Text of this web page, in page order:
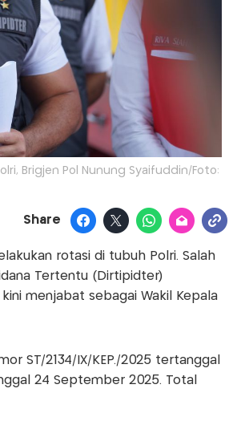
Brigjen Pol Nunung Syaifuddin/Foto:
Share
rotasi di tubuh Polri. Salah
Tertentu (Dirtipidter)
menjabat sebagai Wakil Kepala
ST/2134/IX/KEP./2025 tertanggal
24 September 2025. Total